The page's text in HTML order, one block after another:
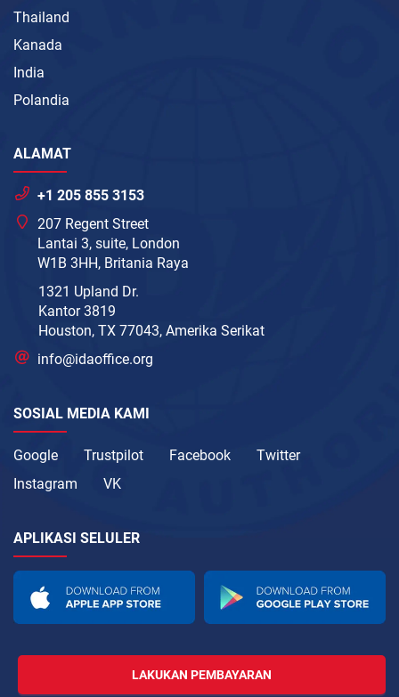
Thailand
Kanada
India
Polandia
ALAMAT
+1 205 855 3153
207 Regent Street
Lantai 3, suite, London
W1B 3HH, Britania Raya
1321 Upland Dr.
Kantor 3819
Houston, TX 77043, Amerika Serikat
info@idaoffice.org
SOSIAL MEDIA KAMI
Google Trustpilot Facebook
Twitter
Instagram
VK
APLIKASI SELULER
LAKUKAN PEMBAYARAN